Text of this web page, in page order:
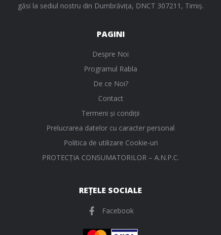
găsi la sediul nostru din Dumbrăvița, DNCT 307211, Timiș.
PAGINI
Despre Noi
Programul Rabla
De ce Noi?
Contact
Termeni și condiții
Prelucrarea datelor cu caracter personal
Politica de utilizare Cookie-uri
PROTECŢIA CONSUMATORILOR – A.N.P.C.
REȚELE SOCIALE
Facebook